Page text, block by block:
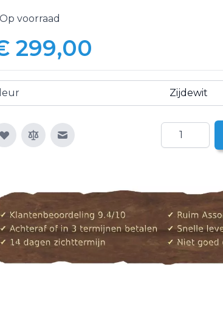
Op voorraad
299,00
Zijdewit
E-mail naar een vriend
Aantal